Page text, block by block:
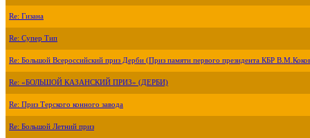
Re: Гизана
Re: Супер Тип
Re: Большой Всероссийский приз Дерби (Приз памяти первого президента КБР
Re: «БОЛЬШОЙ КАЗАНСКИЙ ПРИЗ» (ДЕРБИ)
Re: Приз Терского конного завода
Re: Большой Летний приз